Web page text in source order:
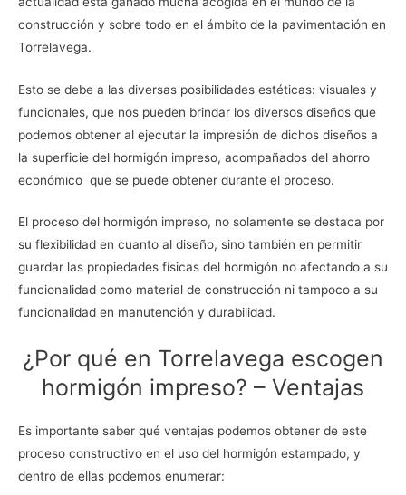
construcción y sobre todo en el ámbito de la pavimentación en
Torrelavega.
Esto se debe a las diversas posibilidades estéticas: visuales y
funcionales, que nos pueden brindar los diversos diseños que
podemos obtener al ejecutar la impresión de dichos diseños a
la superficie del hormigón impreso, acompañados del ahorro
económico que se puede obtener durante el proceso.
El proceso del hormigón impreso, no solamente se destaca por
su flexibilidad en cuanto al diseño, sino también en permitir
guardar las propiedades físicas del hormigón no afectando a su
funcionalidad como material de construcción ni tampoco a su
funcionalidad en manutención y durabilidad.
¿Por qué en Torrelavega escogen
hormigón impreso? – Ventajas
Es importante saber qué ventajas podemos obtener de este
proceso constructivo en el uso del hormigón estampado, y
dentro de ellas podemos enumerar: